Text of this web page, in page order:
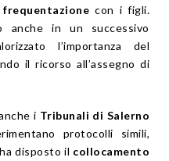
con i figli.
anche in un successivo
l’importanza del
il ricorso all’assegno di
i Tribunali di Salerno
protocolli simili,
ha disposto il collocamento